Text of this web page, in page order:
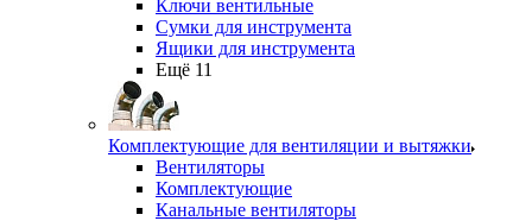
Ключи вентильные
Сумки для инструмента
Ящики для инструмента
Ещё 11
Комплектующие для вентиляции и вытяжки
Вентиляторы
Комплектующие
Канальные вентиляторы